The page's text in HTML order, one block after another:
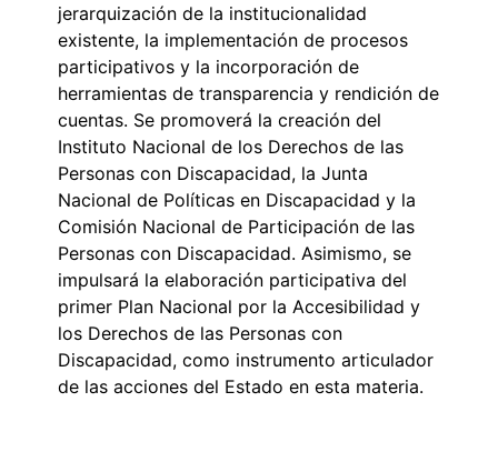
jerarquización de la institucionalidad
existente, la implementación de procesos
participativos y la incorporación de
herramientas de transparencia y rendición de
cuentas. Se promoverá la creación del
Instituto Nacional de los Derechos de las
Personas con Discapacidad, la Junta
Nacional de Políticas en Discapacidad y la
Comisión Nacional de Participación de las
Personas con Discapacidad. Asimismo, se
impulsará la elaboración participativa del
primer Plan Nacional por la Accesibilidad y
los Derechos de las Personas con
Discapacidad, como instrumento articulador
de las acciones del Estado en esta materia.